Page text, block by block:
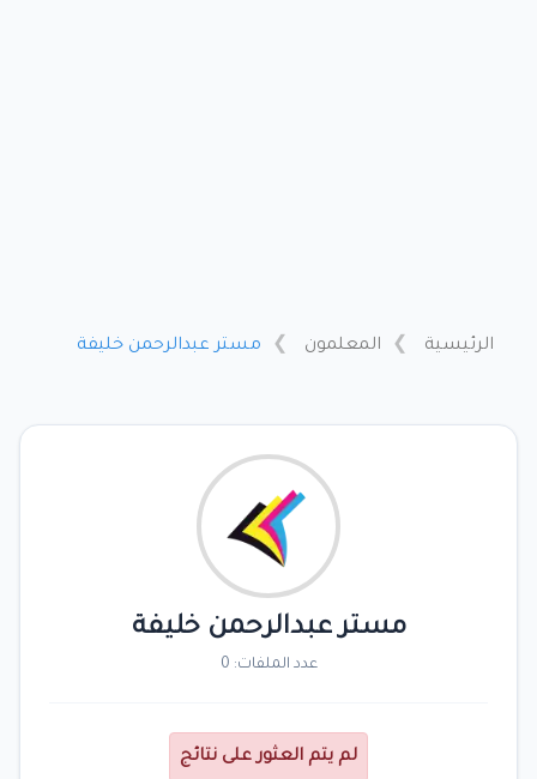
الرئيسية المعلمون مستر عبدالرحمن خليفة
مستر عبدالرحمن خليفة
عدد الملفات: 0
لم يتم العثور على نتائج